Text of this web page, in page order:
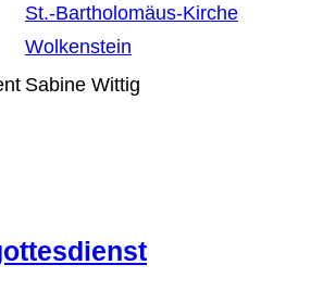
St.-Bartholomäus-Kirche
Wolkenstein
Sabine Wittig